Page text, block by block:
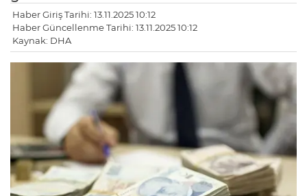
Haber Giriş Tarihi: 13.11.2025 10:12
Haber Güncellenme Tarihi: 13.11.2025 10:12
Kaynak: DHA